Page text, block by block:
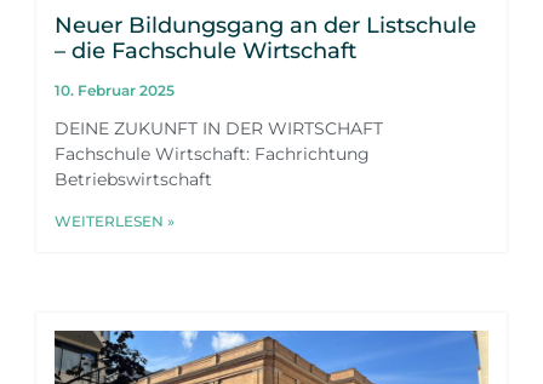
Neuer Bildungsgang an der Listschule
– die Fachschule Wirtschaft
10. Februar 2025
DEINE ZUKUNFT IN DER WIRTSCHAFT
Fachschule Wirtschaft: Fachrichtung
Betriebswirtschaft
WEITERLESEN »